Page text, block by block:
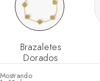
Brazaletes
Dorados
Mostrando